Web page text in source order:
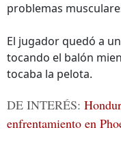
problemas
El jugador quedó a
tocando el balón
tocaba la pelota.
DE INTERÉS:
enfrentamiento en